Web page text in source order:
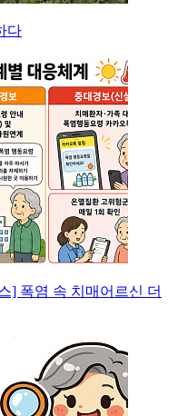
다
] 폭염 속 치매어르신 더